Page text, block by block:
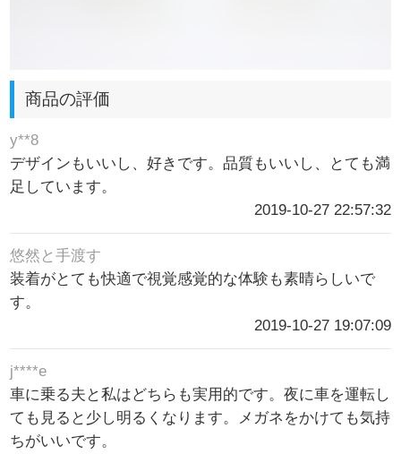
商品の評価
y**8
デザインもいいし、好きです。品質もいいし、とても満
足しています。
2019-10-27 22:57:32
悠然と手渡す
装着がとても快適で視覚感覚的な体験も素晴らしいで
す。
2019-10-27 19:07:09
j****e
車に乗る夫と私はどちらも実用的です。夜に車を運転し
ても見ると少し明るくなります。メガネをかけても気持
ちがいいです。